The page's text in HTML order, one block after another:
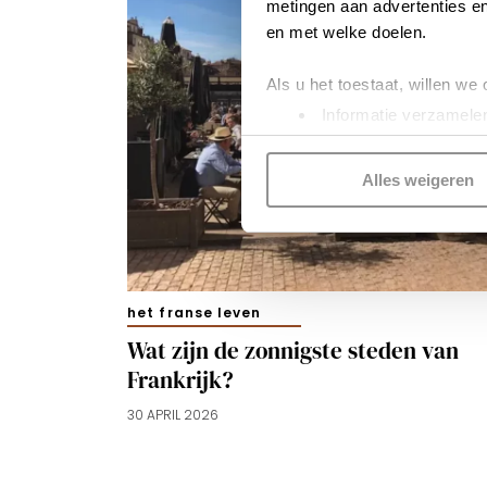
metingen aan advertenties
en met welke doelen.
Als u het toestaat, willen we
Informatie
Uw apparaat
Lees meer over hoe uw
Kijk vooral rond en laat je
functionele cookiesom je
gepersonaliseerde
voorkeuren beheren via
Alles weigeren
het franse leven
Wat zijn de zonnigste steden van
Frankrijk?
30 APRIL 2026